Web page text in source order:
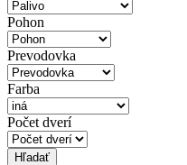
Pohon
Prevodovka
Farba
Počet dverí
Hľadať